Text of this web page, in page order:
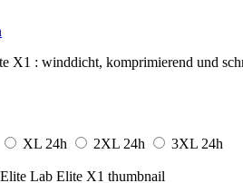
X1 : winddicht, komprimierend und
XL 24h 2XL 24h 3XL 24h